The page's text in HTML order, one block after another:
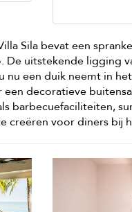
Sila bevat een
De uitstekende ligging
nu een duik neemt in
decoratieve
barbecuefaciliteiten,
creëren voor diners bij